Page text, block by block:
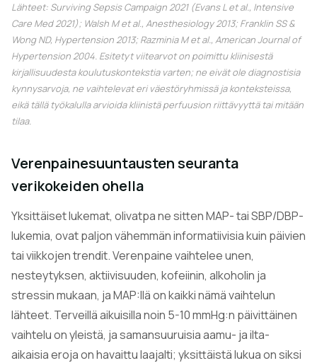
Lähteet: Surviving Sepsis Campaign 2021 (Evans L et al., Intensive
Care Med2021); Walsh M et al., Anesthesiology2013; Franklin SS &
Wong ND, Hypertension 2013; Razminia M et al., American Journal of
Hypertension 2004. Esitetyt viitearvot on poimittu kliinisestä
kirjallisuudesta koulutuskontekstia varten; ne eivät ole diagnostisia
kynnysarvoja, ne vaihtelevat eri väestöryhmissä ja konteksteissa,
eikä tällä työkalulla arvioida kliinistä perfuusion riittävyyttä tai mitään
tilaa.
Verenpainesuuntausten seuranta
verikokeiden ohella
Yksittäiset lukemat, olivatpa ne sitten MAP- tai SBP/DBP-
lukemia, ovat paljon vähemmän informatiivisia kuin päivien
tai viikkojen trendit. Verenpaine vaihtelee unen,
nesteytyksen, aktiivisuuden, kofeiinin, alkoholin ja
stressin mukaan, ja MAP:llä on kaikki nämä vaihtelun
lähteet. Terveillä aikuisilla noin 5-10 mmHg:n päivittäinen
vaihtelu on yleistä, ja samansuuruisia aamu- ja ilta-
aikaisia eroja on havaittu laajalti; yksittäistä lukua on siksi